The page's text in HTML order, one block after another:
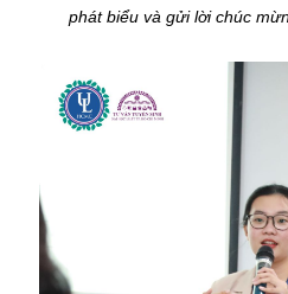
phát biểu và gửi lời chúc